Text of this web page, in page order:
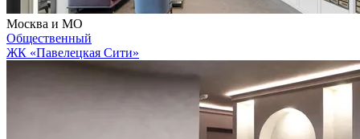
Москва и МО
Общественный
ЖК «Павелецкая Сити»